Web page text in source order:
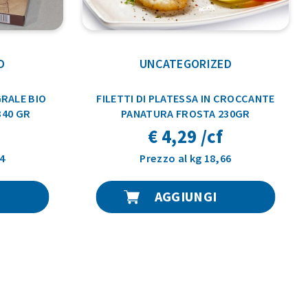
BIO
GR
UNCATEGORIZED
FILETTI DI PLATESSA IN CROCCANTE
PANATURA FROSTA 230GR
€ 4,29 /cf
Prezzo al kg 18,66
AGGIUNGI